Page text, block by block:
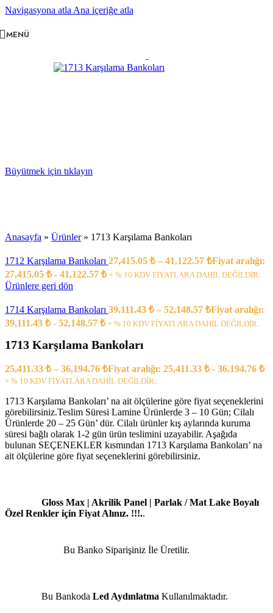
Navigasyona atla Ana içeriğe atla
MENÜ
Büyütmek için tıklayın
Anasayfa » Ürünler» 1713 Karşılama Bankoları
1712 Karşılama Bankoları 27,415.05 ₺ – 41,122.57 ₺Fiyat aralığı:
27,415.05 ₺ - 41,122.57 ₺ + % 10 KDV FİYATLARA DAHİL DEĞİLDİR..
Ürünlere geri dön
1714 Karşılama Bankoları 39,111.43 ₺ – 52,148.57 ₺Fiyat aralığı:
39,111.43 ₺ - 52,148.57 ₺ + % 10 KDV FİYATLARA DAHİL DEĞİLDİR..
1713 Karşılama Bankoları
25,411.33 ₺ – 36,194.76 ₺Fiyat aralığı: 25,411.33 ₺ - 36,194.76 ₺
+ % 10 KDV FİYATLARA DAHİL DEĞİLDİR..
1713 Karşılama Bankoları’ na ait ölçülerine göre fiyat seçeneklerini
görebilirsiniz.Teslim Süresi Lamine Ürünlerde 3 – 10 Gün; Cilalı
Ürünlerde 20 – 25 Gün’ dür. Cilalı ürünler kış aylarında kuruma
süresi bağlı olarak 1-2 gün ürün teslimini uzayabilir. Aşağıda
bulunan SEÇENEKLER kısmından 1713 Karşılama Bankoları’ na
ait ölçülerine göre fiyat seçeneklerini görebilirsiniz.
Gloss Max | Akrilik Panel | Parlak / Mat Lake Boyalı
Özel Renkler için Fiyat Alınız. !!!..
Bu Banko Siparişiniz İle Üretilir.
Bu Bankoda Led Aydınlatma Kullanılmaktadır.